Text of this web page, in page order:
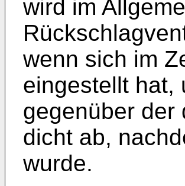
wird im
wenn sich im
eingestellt hat,
gegenüber der
dicht ab,
wurde.